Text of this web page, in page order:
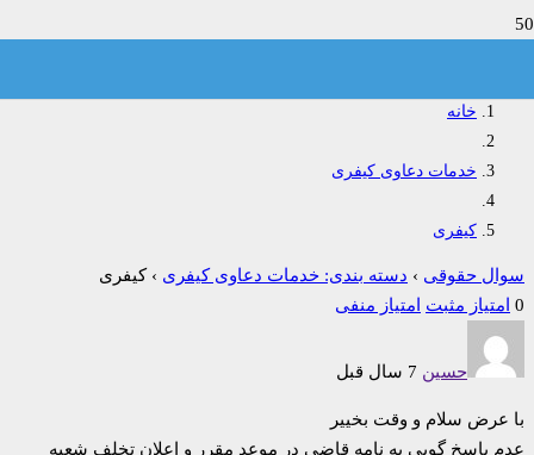
خانه
خدمات دعاوی کیفری
کیفری
سوال حقوقی › دسته بندی: خدمات دعاوی کیفری ›کیفری
0 امتیاز مثبت امتیاز منفی
حسین
با عرض سلام و وقت بخییر
عدم پاسخ گویی به نامه قاضی در موعد مقرر و اعلان تخلف شعبه